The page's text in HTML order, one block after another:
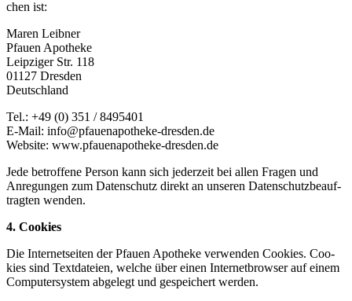
chen ist:
Maren Leib­ner
Pfau­en Apotheke
Leip­zi­ger Str. 118
01127 Dresden
Deutschland
Tel.: +49 (0) 351 / 8495401
E-Mail: info@pfauenapotheke-dresden.de
Web­site: www.pfauenapotheke-dresden.de
Jede betrof­fe­ne Per­son kann sich jeder­zeit bei allen Fra­gen und
Anre­gun­gen zum Daten­schutz direkt an unse­ren Daten­schutz­be­auf­
trag­ten wenden.
4. Coo­kies
Die Inter­net­sei­ten der Pfau­en Apo­the­ke ver­wen­den Coo­kies. Coo­
kies sind Text­da­tei­en, wel­che über einen Inter­net­brow­ser auf einem
Com­pu­ter­sys­tem abge­legt und gespei­chert werden.